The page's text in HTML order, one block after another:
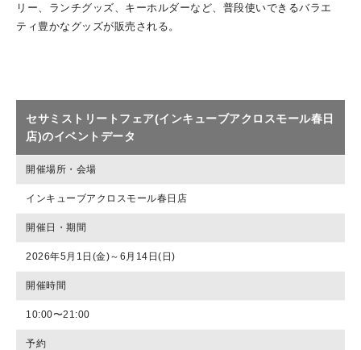
リー、ランチグッズ、キーホルダーなど、普段使いできるバラエ
ティ豊かなグッズが販売される。
セサミストリートフェア(インキューブアクロスモール春日
店)のイベントデータ
開催場所・会場
インキューブアクロスモール春日店
開催日・期間
2026年5月1日(金)～6月14日(日)
開催時間
10:00〜21:00
予約